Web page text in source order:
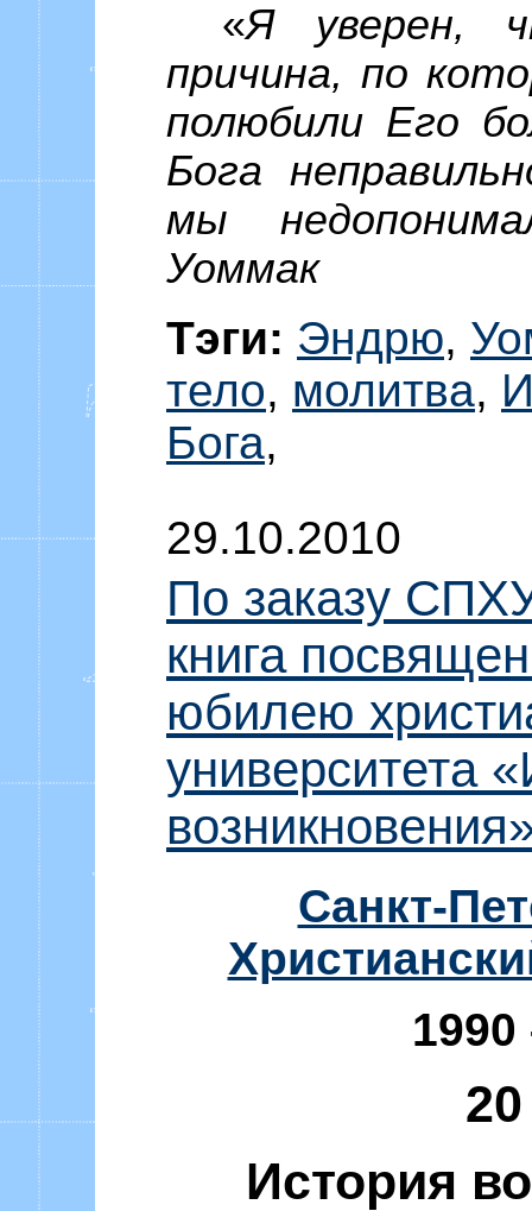
«Я уверен,
причина, по
полюбили Его
Бога
мы
Уоммак
Тэги: Эндрю,
тело, молитва,
Бога,
29.10.2010
По заказу
книга
юбилею
университета
Санкт-
1990
История